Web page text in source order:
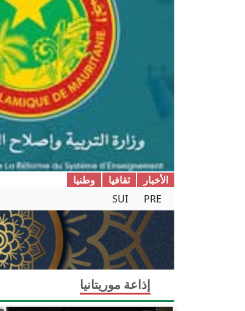
الأخبار ثقافیا
وطنیا
PRE
SUI
إذاعة موريتانيا